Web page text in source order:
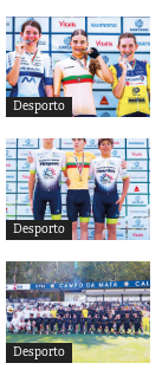
Desporto
Desporto
Desporto